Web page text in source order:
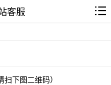
客服
下图二维码）